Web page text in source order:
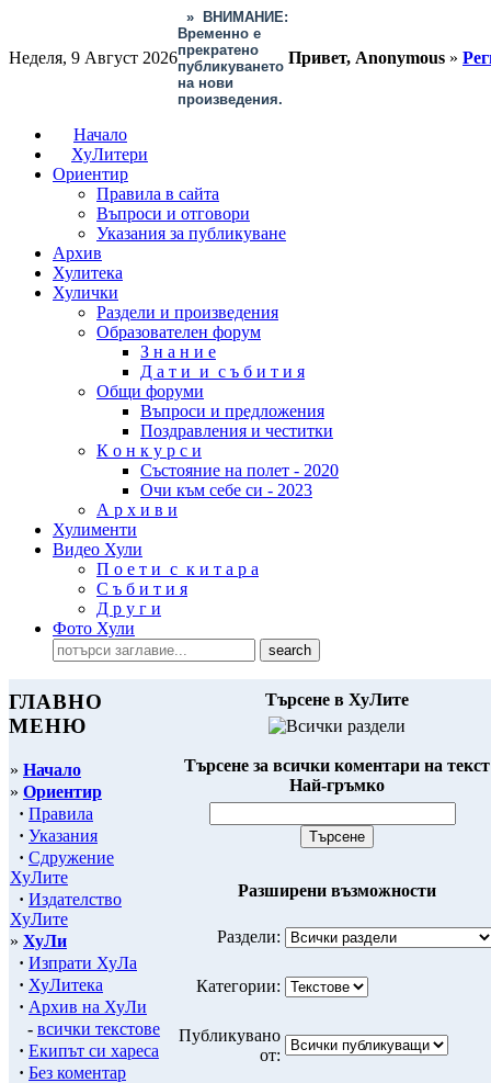
Неделя, 9 Август 2026
»
ВНИМАНИЕ:
Временно е
прекратено
публикуването
на нови
произведения.
Привет, Anonymous »
Начало
ХуЛитери
Ориентир
Правила в сайта
Въпроси и отговори
Указания за публикуване
Архив
Хулитека
Хулички
Раздели и произведения
Образователен форум
З н а н и е
Д а т и и с ъ б и т и я
Общи форуми
Въпроси и предложения
Поздравления и честитки
К о н к у р с и
Състояние на полет - 2020
Очи към себе си - 2023
А р х и в и
Хулименти
Видео Хули
П о е т и с к и т а р а
С ъ б и т и я
Д р у г и
Фото Хули
ГЛАВНО
МЕНЮ
» Начало
» Ориентир
· Правила
· Указания
· Сдружение
ХуЛите
· Издателство
ХуЛите
» ХуЛи
· Изпрати ХуЛа
· ХуЛитека
· Архив на ХуЛи
- всички текстове
· Екипът си хареса
· Без коментар
Търсене в ХуЛите
Търсене за всички коментари на текст
Най-гръмко
Разширени възможности
Раздели:
Категории:
Публикувано
от: